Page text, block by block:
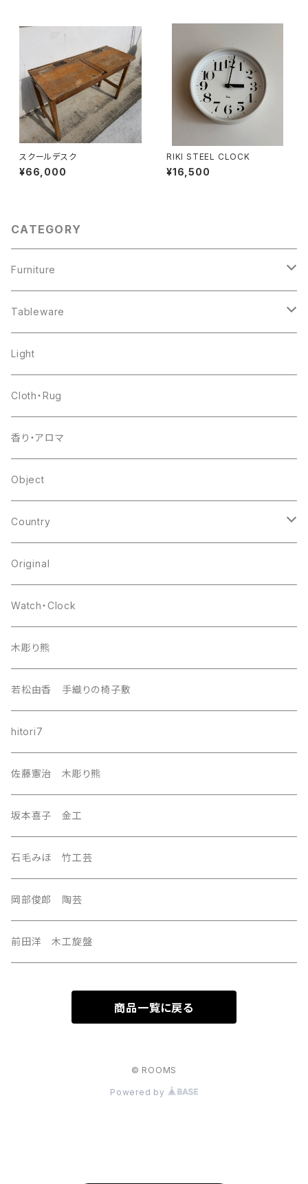
スクールデスク
¥66,000
RIKI STEEL CLOCK
¥16,500
CATEGORY
Furniture
chair
shelf
table
other
Tableware
pottery
glass
flower base
other
Light
Cloth・Rug
香り・アロマ
Object
Country
japan
europa
india
nordic
southeast Asia
east asia
Central Asia
U.S.A
Original
Watch・Clock
木彫り熊
若松由香 手織りの椅子敷
hitori7
佐藤憲治 木彫り熊
坂本喜子 金工
石毛みほ 竹工芸
岡部俊郎 陶芸
前田洋 木工旋盤
商品一覧に戻る
© ROOMS
Powered by